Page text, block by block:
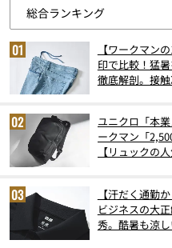
【ワークマン
印で比較！猛
徹底解剖。接
ユニクロ「本
ークマン「
【リュックの
【汗だく通勤
ビジネスの大
秀。酷暑も涼